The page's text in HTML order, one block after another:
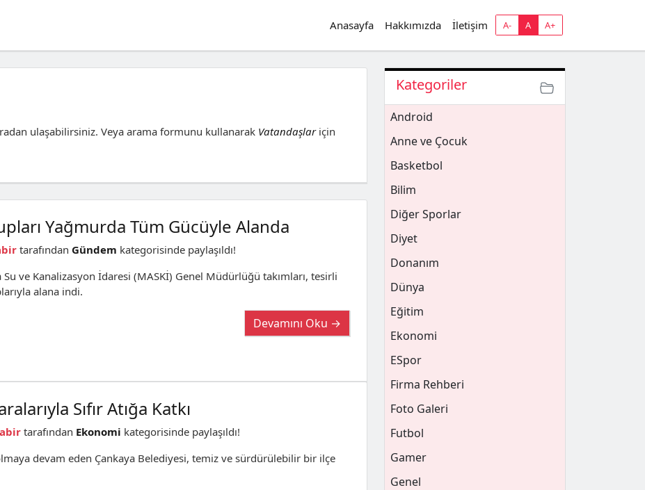
Anasayfa Hakkımızda İletişim A- A A+
ulaşabilirsiniz. Veya arama formunu kullanarak Vatandaşlariçin
Yağmurda Tüm Gücüyle Alanda
tarafından Gündem kategorisinde paylaşıldı!
ve Kanalizasyon İdaresi (MASKİ) Genel Müdürlüğü takımları, tesirli
alana indi.
Devamını Oku →
Sıfır Atığa Katkı
tarafından Ekonomi kategorisinde paylaşıldı!
devam eden Çankaya Belediyesi, temiz ve sürdürülebilir bir ilçe
Kategoriler
Android
Anne ve Çocuk
Basketbol
Bilim
Diğer Sporlar
Diyet
Donanım
Dünya
Eğitim
Ekonomi
ESpor
Firma Rehberi
Foto Galeri
Futbol
Gamer
Genel